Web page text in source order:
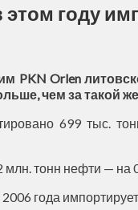
этом году
Orlen
чем за такой
699 тыс.
млн. тонн нефти —
года